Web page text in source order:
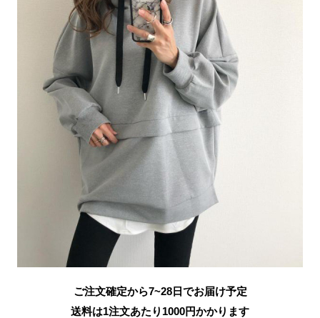
ご注文確定から7~28日でお届け予定
送料は1注文あたり 1000円かかります